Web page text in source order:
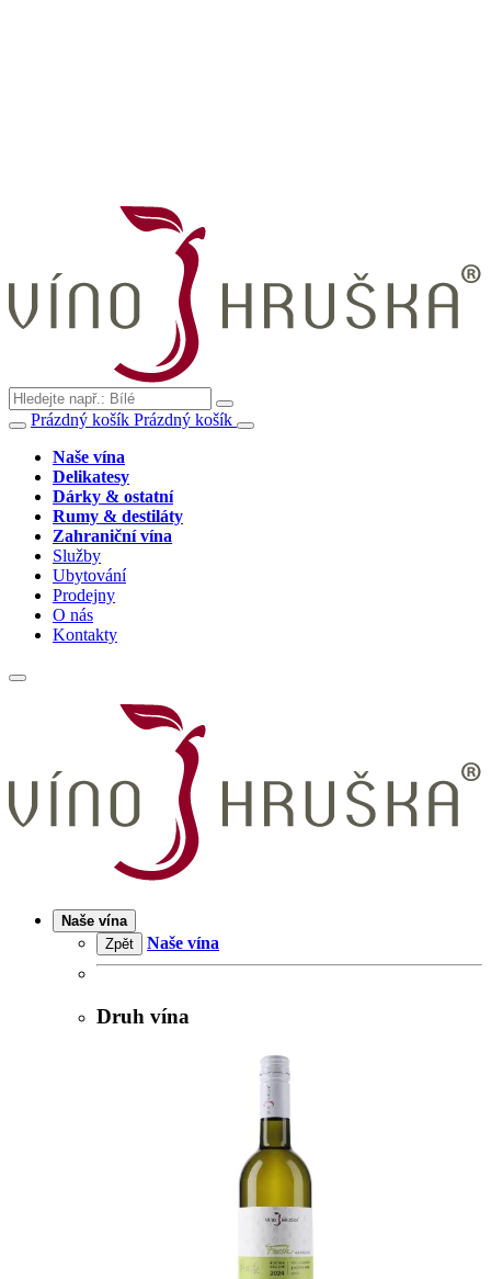
Prázdný košík Prázdný košík
Naše vína
Delikatesy
Dárky & ostatní
Rumy & destiláty
Zahraniční vína
Služby
Ubytování
Prodejny
O nás
Kontakty
Naše vína
Zpět
Naše vína
Druh vína